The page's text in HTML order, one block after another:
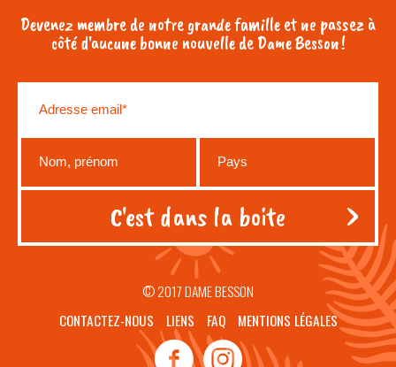
Devenez membre de notre grande famille et ne passez à
côté d'aucune bonne nouvelle de Dame Besson !
© 2017 DAME BESSON
CONTACTEZ-NOUS
LIENS FAQ MENTIONS LÉGALES